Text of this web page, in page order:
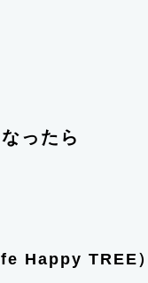
ったら
Happy TREE）